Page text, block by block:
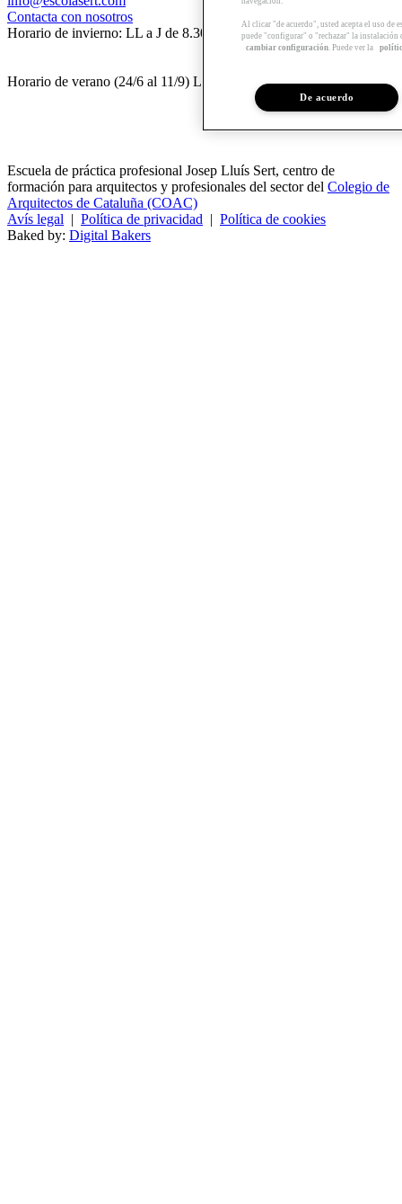
Contacta con nosotros
Horario de invierno: LL a J de 8.30 a 16.30 h / V de 8.30 a 14 h.
Horario de verano (24/6 al 11/9) LL a V de 8.30 a 14 h.
Escuela de práctica profesional Josep Lluís Sert, centro de
formación para arquitectos y profesionales del sector del Colegio de
Arquitectos de Cataluña (COAC)
Avís legal | Política de privacidad | Política de cookies
Baked by: Digital Bakers
Al clicar "de acuerdo", usted acepta el uso de
puede "configurar" o "rechazar" la instalación
cambiar configuración. Puede ver la
De acuerdo